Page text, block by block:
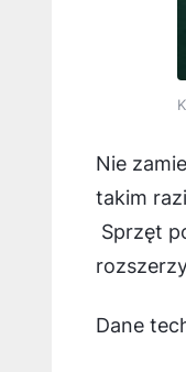
Nie
takim
Sprzęt
Dane